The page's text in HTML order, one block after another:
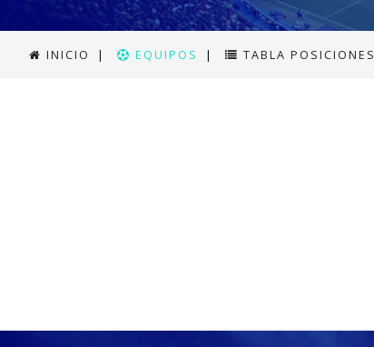
INICIO | EQUIPOS | TABLA POSICIONES